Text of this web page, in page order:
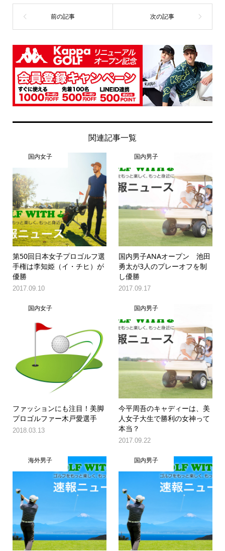
関連記事一覧
国内女子
第50回日本女子プロゴルフ選
手権は李知姫（イ・チヒ）が
優勝
2017.09.10
国内男子
国内男子ANAオープン 池田
勇太が3人のプレーオフを制
し優勝
2017.09.17
国内女子
ファッションにも注目！美脚
プロゴルファー木戸愛選手
2018.03.13
国内男子
今平周吾のキャディーは、美
人女子大生で勝利の女神って
本当？
2017.09.22
海外男子 国内男子